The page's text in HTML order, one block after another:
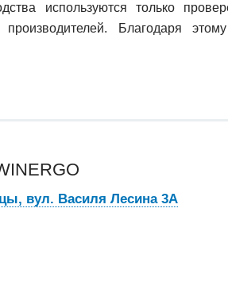
используются только
производителей. Благодаря
вул. Василя Лесина 3А